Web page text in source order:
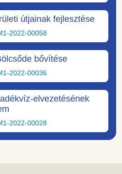
útjainak fejlesztése
2022-00058
bővítése
2022-00036
elvezetésének
2022-00028